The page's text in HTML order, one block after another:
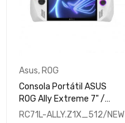
Asus, ROG
Consola Portátil ASUS
ROG Ally Extreme 7" /
120Hz / FHD / 1080p /
RC71L-ALLY.Z1X_512/NEW